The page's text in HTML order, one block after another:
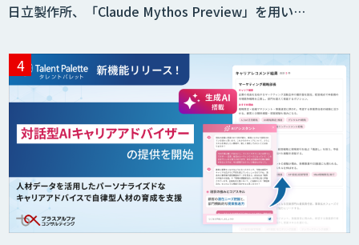
日立製作所、「Claude Mythos Preview」を用い…